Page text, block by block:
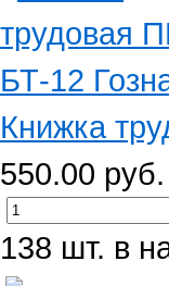
Книжка
550.00 руб.
138 шт. в